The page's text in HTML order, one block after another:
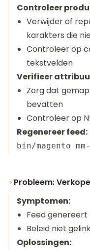
Controleer
Verwijder of
karakters die
Controleer op
tekstvelden
Verifieer
Zorg dat
bevatten
Controleer op
Regenereer feed:
Probleem:
Symptomen:
Feed
Beleid niet
Oplossingen: